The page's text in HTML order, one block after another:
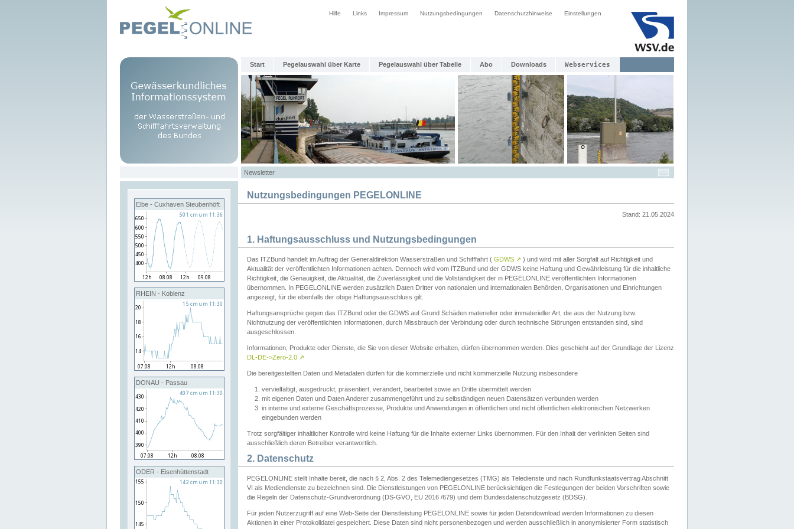
Hilfe Links Impressum Nutzungsbedingungen Datenschutzhinweise Einstellungen
Start Pegelauswahl über Karte Pegelauswahl über Tabelle Abo Downloads Webservices
Newsletter
Elbe - Cuxhaven Steubenhöft
RHEIN - Koblenz
DONAU - Passau
ODER - Eisenhüttenstadt
Nutzungsbedingungen PEGELONLINE
Stand: 21.05.2024
1. Haftungsausschluss und Nutzungsbedingungen
Das ITZBund handelt im Auftrag der Generaldirektion Wasserstraßen und Schifffahrt ( GDWS ↗ ) und wird mit aller Sorgfalt auf Richtigkeit und
Aktualität der veröffentlichten Informationen achten. Dennoch wird vom ITZBund und der GDWS keine Haftung und Gewährleistung für die inhaltliche
Richtigkeit, die Genauigkeit, die Aktualität, die Zuverlässigkeit und die Vollständigkeit der in PEGELONLINE veröffentlichten Informationen
übernommen. In PEGELONLINE werden zusätzlich Daten Dritter von nationalen und internationalen Behörden, Organisationen und Einrichtungen
angezeigt, für die ebenfalls der obige Haftungsausschluss gilt.
Haftungsansprüche gegen das ITZBund oder die GDWS auf Grund Schäden materieller oder immaterieller Art, die aus der Nutzung bzw.
Nichtnutzung der veröffentlichten Informationen, durch Missbrauch der Verbindung oder durch technische Störungen entstanden sind, sind
ausgeschlossen.
Informationen, Produkte oder Dienste, die Sie von dieser Website erhalten, dürfen übernommen werden. Dies geschieht auf der Grundlage der Lizenz
DL-DE->Zero-2.0 ↗
Die bereitgestellten Daten und Metadaten dürfen für die kommerzielle und nicht kommerzielle Nutzung insbesondere
vervielfältigt, ausgedruckt, präsentiert, verändert, bearbeitet sowie an Dritte übermittelt werden
mit eigenen Daten und Daten Anderer zusammengeführt und zu selbständigen neuen Datensätzen verbunden werden
in interne und externe Geschäftsprozesse, Produkte und Anwendungen in öffentlichen und nicht öffentlichen elektronischen Netzwerken
eingebunden werden
Trotz sorgfältiger inhaltlicher Kontrolle wird keine Haftung für die Inhalte externer Links übernommen. Für den Inhalt der verlinkten Seiten sind
ausschließlich deren Betreiber verantwortlich.
2. Datenschutz
PEGELONLINE stellt Inhalte bereit, die nach § 2, Abs. 2 des Telemediengesetzes (TMG) als Teledienste und nach Rundfunkstaatsvertrag Abschnitt
VI als Mediendienste zu bezeichnen sind. Die Dienstleistungen von PEGELONLINE berücksichtigen die Festlegungen der beiden Vorschriften sowie
die Regeln der Datenschutz-Grundverordnung (DS-GVO, EU 2016 /679) und dem Bundesdatenschutzgesetz (BDSG).
Für jeden Nutzerzugriff auf eine Web-Seite der Dienstleistung PEGELONLINE sowie für jeden Datendownload werden Informationen zu diesen
Aktionen in einer Protokolldatei gespeichert. Diese Daten sind nicht personenbezogen und werden ausschließlich in anonymisierter Form statistisch